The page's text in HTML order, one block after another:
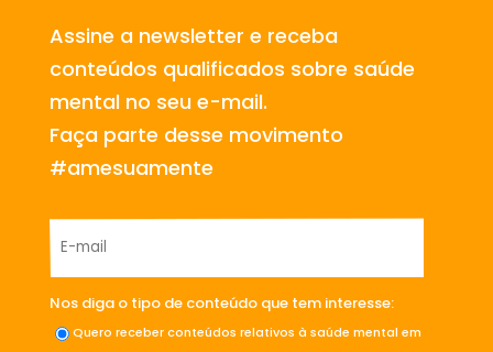
Assine a newsletter e receba
conteúdos qualificados sobre saúde
mental no seu e-mail.
Faça parte desse movimento
#amesuamente
Nos diga o tipo de conteúdo que tem interesse:
Quero receber conteúdos relativos à saúde mental em